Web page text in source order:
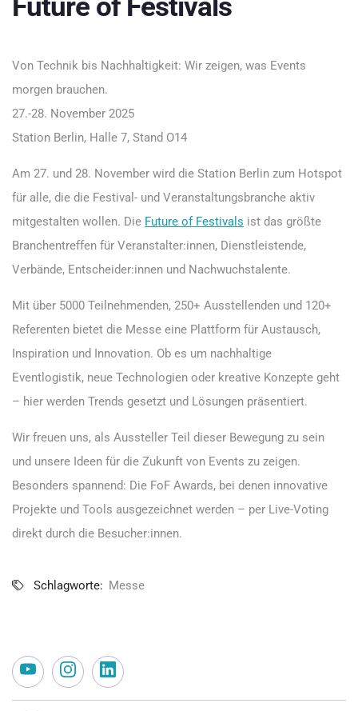
Von Technik bis Nachhaltigkeit: Wir zeigen, was Events
morgen brauchen.
27.-28. November 2025
Station Berlin, Halle 7, Stand O14
Am 27. und 28. November wird die Station Berlin zum Hotspot
für alle, die die Festival- und Veranstaltungsbranche aktiv
mitgestalten wollen. Die Future of Festivals ist das größte
Branchentreffen für Veranstalter:innen, Dienstleistende,
Verbände, Entscheider:innen und Nachwuchstalente.
Mit über 5000 Teilnehmenden, 250+ Ausstellenden und 120+
Referenten bietet die Messe eine Plattform für Austausch,
Inspiration und Innovation. Ob es um nachhaltige
Eventlogistik, neue Technologien oder kreative Konzepte geht
– hier werden Trends gesetzt und Lösungen präsentiert.
Wir freuen uns, als Aussteller Teil dieser Bewegung zu sein
und unsere Ideen für die Zukunft von Events zu zeigen.
Besonders spannend: Die FoF Awards, bei denen innovative
Projekte und Tools ausgezeichnet werden – per Live-Voting
direkt durch die Besucher:innen.
Schlagworte: Messe